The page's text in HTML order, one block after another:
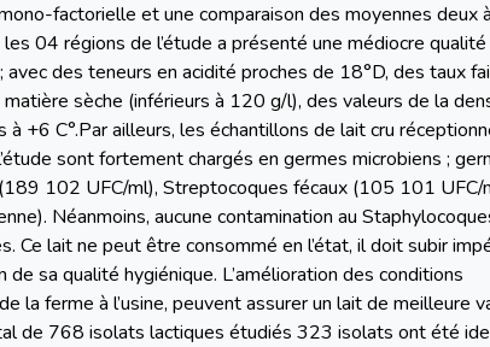
factorielle et une comparaison des moyennes deux
04 régions de l’étude a présenté une médiocre qualité
des teneurs en acidité proches de 18°D, des taux
sèche (inférieurs à 120 g/l), des valeurs de la
+6 C°.Par ailleurs, les échantillons de lait cru
sont fortement chargés en germes microbiens ;
102 UFC/ml), Streptocoques fécaux (105 101 UFC/
Néanmoins, aucune contamination au
Ce lait ne peut être consommé en l’état, il doit subir
sa qualité hygiénique. L’amélioration des conditions
la ferme à l’usine, peuvent assurer un lait de meilleure
de 768 isolats lactiques étudiés 323 isolats ont été